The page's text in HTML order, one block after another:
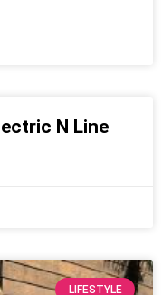
N Line
LIFESTYLE